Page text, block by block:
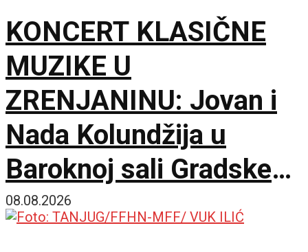
KONCERT KLASIČNE
MUZIKE U
ZRENJANINU: Jovan i
Nada Kolundžija u
Baroknoj sali Gradske
kuće
08.08.2026